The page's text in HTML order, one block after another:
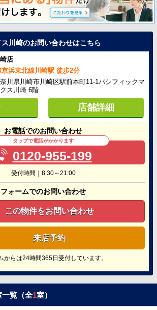
川崎のお問い合わせはこちら
店
京浜東北線川崎駅 徒歩2分
川県川崎市川崎区駅前本町11-1パシフィックマ
ス川崎 6階
店舗詳細
お電話でのお問い合わせ
タップで電話がかかります
0120-955-199
受付時間｜8:30～21:00
フォームでのお問い合わせ
この物件をお問い合わせ
来店予約
からは24時間365日受付しています。
一覧（全1室）